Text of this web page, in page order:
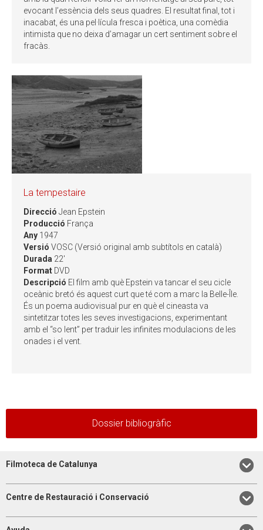
evocant l’essència dels seus quadres. El resultat final, tot i
inacabat, és una pel·lícula fresca i poètica, una comèdia
intimista que no deixa d’amagar un cert sentiment sobre el
fracàs.
La tempestaire
Direcció Jean Epstein
Producció França
Any 1947
Versió VOSC (Versió original amb subtítols en català)
Durada 22'
Format DVD
Descripció El film amb què Epstein va tancar el seu cicle
oceànic bretó és aquest curt que té com a marc la Belle-Île.
És un poema audiovisual pur en què el cineasta va
sintetitzar totes les seves investigacions, experimentant
amb el “so lent” per traduir les infinites modulacions de les
onades i el vent.
Dossier bibliogràfic
Filmoteca de Catalunya
Centre de Restauració i Conservació